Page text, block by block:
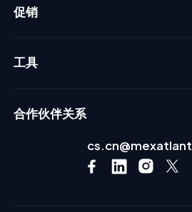
促销
工具
合作伙伴关系